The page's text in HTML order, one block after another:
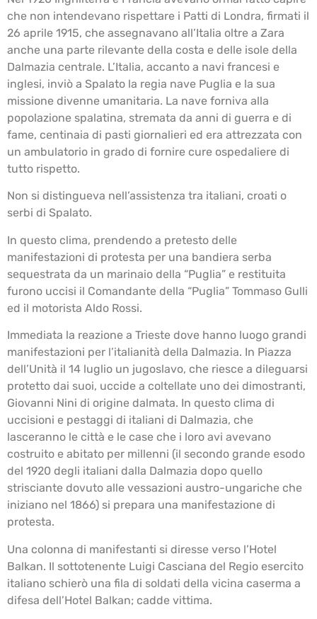
che non intendevano rispettare i Patti di Londra, firmati il
26 aprile 1915, che assegnavano all’Italia oltre a Zara
anche una parte rilevante della costa e delle isole della
Dalmazia centrale. L’Italia, accanto a navi francesi e
inglesi, inviò a Spalato la regia nave Puglia e la sua
missione divenne umanitaria. La nave forniva alla
popolazione spalatina, stremata da anni di guerra e di
fame, centinaia di pasti giornalieri ed era attrezzata con
un ambulatorio in grado di fornire cure ospedaliere di
tutto rispetto.
Non si distingueva nell’assistenza tra italiani, croati o
serbi di Spalato.
In questo clima, prendendo a pretesto delle
manifestazioni di protesta per una bandiera serba
sequestrata da un marinaio della “Puglia” e restituita
furono uccisi il Comandante della “Puglia” Tommaso Gulli
ed il motorista Aldo Rossi.
Immediata la reazione a Trieste dove hanno luogo grandi
manifestazioni per l’italianità della Dalmazia. In Piazza
dell’Unità il 14 luglio un jugoslavo, che riesce a dileguarsi
protetto dai suoi, uccide a coltellate uno dei dimostranti,
Giovanni Nini di origine dalmata. In questo clima di
uccisioni e pestaggi di italiani di Dalmazia, che
lasceranno le città e le case che i loro avi avevano
costruito e abitato per millenni (il secondo grande esodo
del 1920 degli italiani dalla Dalmazia dopo quello
strisciante dovuto alle vessazioni austro-ungariche che
iniziano nel 1866) si prepara una manifestazione di
protesta.
Una colonna di manifestanti si diresse verso l’Hotel
Balkan. Il sottotenente Luigi Casciana del Regio esercito
italiano schierò una fila di soldati della vicina caserma a
difesa dell’Hotel Balkan; cadde vittima.